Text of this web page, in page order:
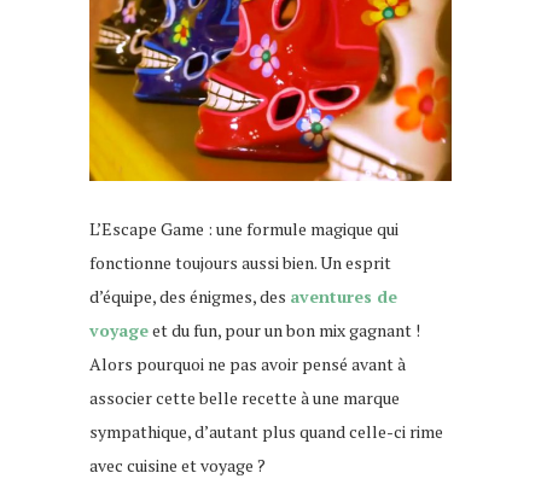
L’Escape Game : une formule magique qui
fonctionne toujours aussi bien. Un esprit
d’équipe, des énigmes, des aventures de
voyageet du fun, pour un bon mix gagnant !
Alors pourquoi ne pas avoir pensé avant à
associer cette belle recette à une marque
sympathique, d’autant plus quand celle-ci rime
avec cuisine et voyage ?